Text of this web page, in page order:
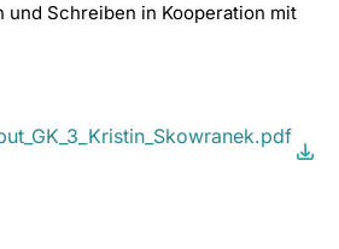
und Schreiben in Kooperation mit